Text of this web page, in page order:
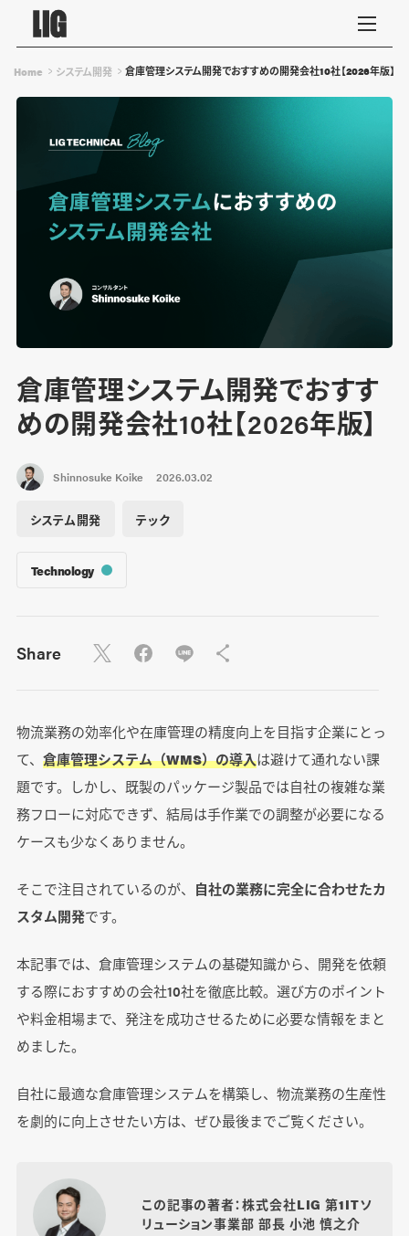
Home システム開発 倉庫管理システム開発でおすすめの開発会社10社【2026年版】
倉庫管理システム開発でおすす
めの開発会社10社【2026年版】
Shinnosuke Koike 2026.03.02
システム開発 テック
Technology
Share
物流業務の効率化や在庫管理の精度向上を目指す企業にとっ
て、 倉庫管理システム（WMS）の導入は避けて通れない課
題です。しかし、既製のパッケージ製品では自社の複雑な業
務フローに対応できず、結局は手作業での調整が必要になる
ケースも少なくありません。
そこで注目されているのが、 自社の業務に完全に合わせたカ
スタム開発です。
本記事では、倉庫管理システムの基礎知識から、開発を依頼
する際におすすめの会社10社を徹底比較。選び方のポイント
や料金相場まで、発注を成功させるために必要な情報をまと
めました。
自社に最適な倉庫管理システムを構築し、物流業務の生産性
を劇的に向上させたい方は、ぜひ最後までご覧ください。
この記事の著者：株式会社LIG 第1ITソ
リューション事業部 部長 小池 慎之介